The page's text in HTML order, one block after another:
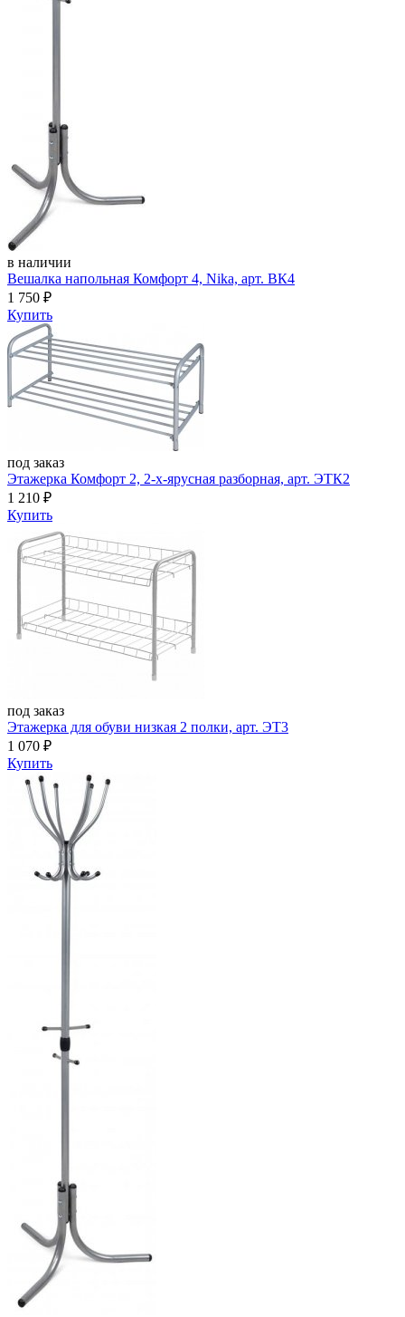
в наличии
Вешалка напольная Комфорт 4, Nika, арт. ВК4
1 750 ₽
Купить
под заказ
Этажерка Комфорт 2, 2-х-ярусная разборная, арт. ЭТК2
1 210 ₽
Купить
под заказ
Этажерка для обуви низкая 2 полки, арт. ЭТ3
1 070 ₽
Купить